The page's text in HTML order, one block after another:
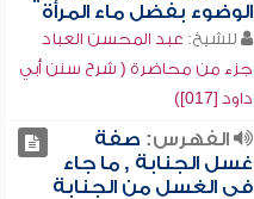
الوضوء بفضل ماء المرأة
للشيخ: عبد المحسن العباد
جزء من محاضرة ( شرح سنن أبي
داود [017])
الفهرس: صفة
غسل الجنابة , ما جاء
في الغسل من الجنابة